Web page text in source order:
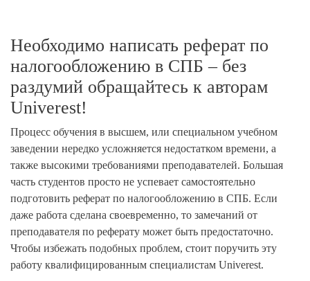
Необходимо написать реферат по
налогообложению в СПБ – без
раздумий обращайтесь к авторам
Univerest!
Процесс обучения в высшем, или специальном учебном
заведении нередко усложняется недостатком времени, а
также высокими требованиями преподавателей. Большая
часть студентов просто не успевает самостоятельно
подготовить реферат по налогообложению в СПБ. Если
даже работа сделана своевременно, то замечаний от
преподавателя по реферату может быть предостаточно.
Чтобы избежать подобных проблем, стоит поручить эту
работу квалифицированным специалистам Univerest.